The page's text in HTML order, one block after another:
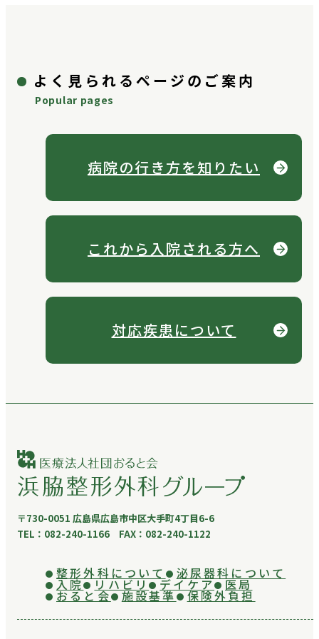
よく見られるページのご案内
Popular pages
病院の行き方を知りたい
これから入院される方へ
対応疾患について
〒730-0051 広島県広島市中区大手町4丁目6-6
TEL：082-240-1166 FAX：082-240-1122
整形外科について 泌尿器科について
入院 リハビリ デイケア 医局
おると会 施設基準 保険外負担